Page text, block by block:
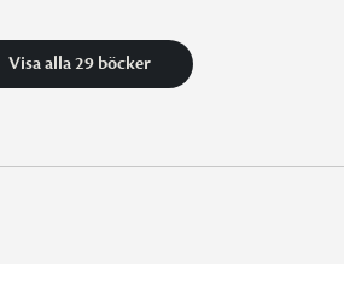
Visa alla 29 böcker